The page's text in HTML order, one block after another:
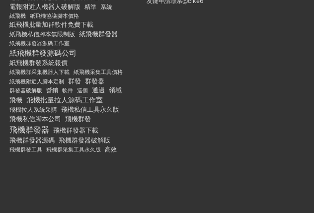
電報附近人機器人破解版 精準
系統
紙飛機
紙飛機協議腳本價格
紙飛機批量加群軟件免費下載
紙飛機私信腳本無限制版 紙飛機群發器
紙飛機群發器源碼工作室
紙飛機群發源碼公司
紙飛機群發系統報價
紙飛機群采集機器人下載 紙飛機采集工具價格
紙飛機附近人腳本定制
群發 群發器
群發器破解版 營銷 軟件 這個 通過 領域
飛機 飛機批量拉人源碼工作室
飛機拉人系統采購 飛機私信工具永久版
飛機私信腳本公司
飛機群發
飛機群發器 飛機群發器下載
飛機群發器源碼 飛機群發器破解版
飛機群發工具 飛機群采集工具永久版 高效